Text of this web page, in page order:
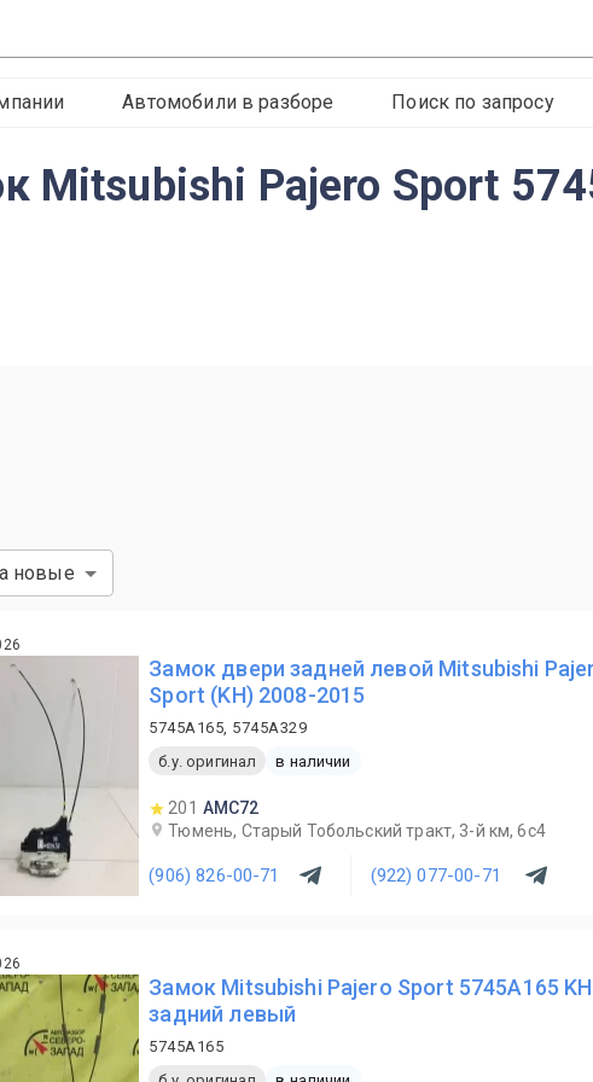
Автомобили в разборе Поиск по запросу
Mitsubishi Pajero Sport
новые
Замок двери задней левой Mitsubishi
Sport (KH) 2008-2015
5745A165, 5745A329
б.у. оригинал
в наличии
201 AMC72
Тюмень, Старый Тобольский тракт, 3-й км, 6с4
(906) 826-00-71 (922) 077-00-71
Замок Mitsubishi Pajero Sport 5745A165 KH
задний левый
5745A165